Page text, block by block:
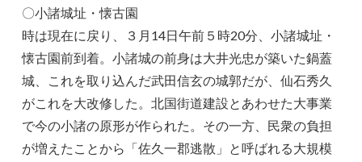
〇小諸城址・懐古園
時は現在に戻り、３月14日午前５時20分、小諸城址・
懐古園前到着。小諸城の前身は大井光忠が築いた鍋蓋
城、これを取り込んだ武田信玄の城郭だが、仙石秀久
がこれを大改修した。北国街道建設とあわせた大事業
で今の小諸の原形が作られた。その一方、民衆の負担
が増えたことから「佐久一郡逃散」と呼ばれる大規模